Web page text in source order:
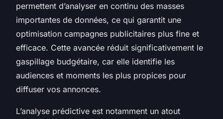
permettent d’analyser en continu des masses
importantes de données, ce qui garantit une
optimisation campagnes publicitaires plus fine et
efficace. Cette avancée réduit significativement le
gaspillage budgétaire, car elle identifie les
audiences et moments les plus propices pour
diffuser vos annonces.
L’analyse prédictive est notamment un atout